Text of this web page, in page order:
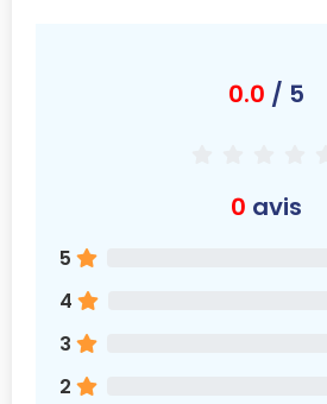
0.0 / 5
0 avis
5
4
3
2